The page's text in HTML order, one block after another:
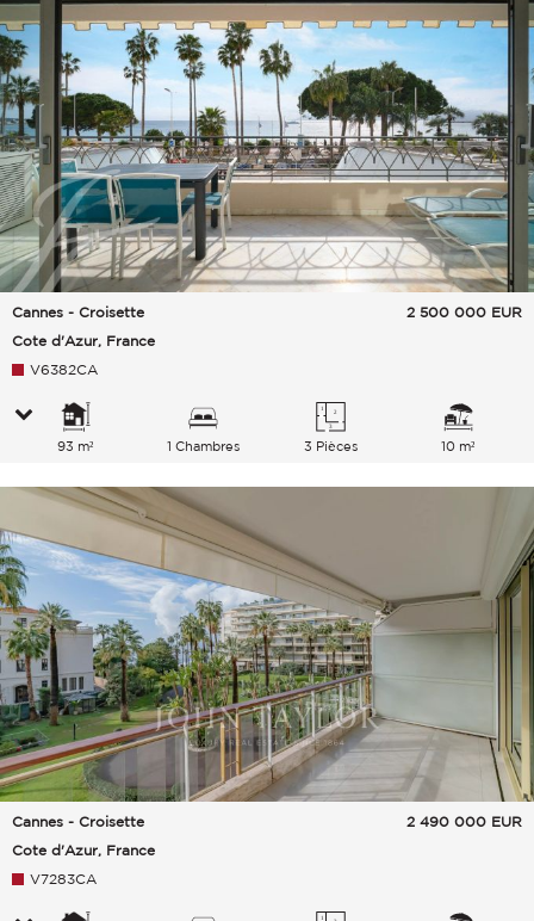
Cannes - Croisette
Cote d'Azur, France
2 500 000 EUR
V6382CA
93 m² 1 Chambres 3 Pièces 10 m²
Cannes - Croisette
Cote d'Azur, France
2 490 000 EUR
V7283CA